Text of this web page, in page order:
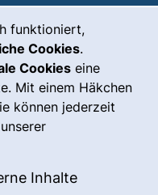
funktioniert,
Cookies.
Cookies eine
Mit einem Häkchen
können jederzeit
Cookies akzeptieren
Inhalte: Externe
(externer Link, öffnet